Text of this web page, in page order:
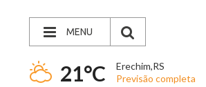
MENU
21°C
Erechim,RS
Previsão completa